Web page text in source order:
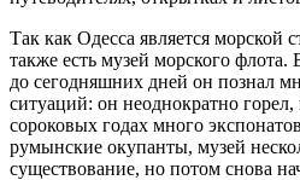
Так как Одесса является морской
также есть музей морского флота.
до сегодняшних дней он познал
ситуаций: он неоднократно
сороковых годах много
румынские окупанты, музей
существование, но потом снова